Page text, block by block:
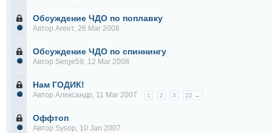
Обсуждение ЧДО по поплавку
Автор Агент, 26 Mar 2008
Обсуждение ЧДО по спиннингу
Автор Serge59, 12 Mar 2008
Нам ГОДИК!
Автор Александр, 11 Mar 2007 1 2 3 22 →
Оффтоп
Автор Sysop, 10 Jan 2007